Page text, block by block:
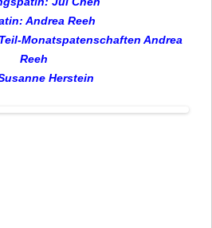
Andrea Reeh
Monatspatenschaften Andrea
Reeh
Herstein